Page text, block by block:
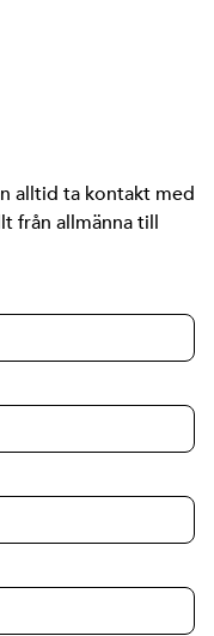
alltid ta kontakt med
från allmänna till